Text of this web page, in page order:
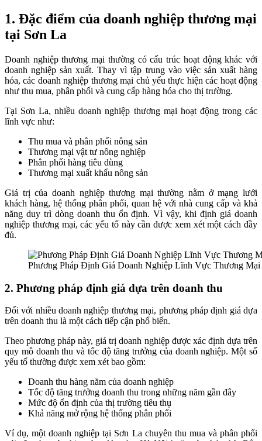
1. Đặc điểm của doanh nghiệp thương mại
tại Sơn La
Doanh nghiệp thương mại thường có cấu trúc hoạt động khác với
doanh nghiệp sản xuất. Thay vì tập trung vào việc sản xuất hàng
hóa, các doanh nghiệp thương mại chủ yếu thực hiện các hoạt động
như thu mua, phân phối và cung cấp hàng hóa cho thị trường.
Tại Sơn La, nhiều doanh nghiệp thương mại hoạt động trong các
lĩnh vực như:
Thu mua và phân phối nông sản
Thương mại vật tư nông nghiệp
Phân phối hàng tiêu dùng
Thương mại xuất khẩu nông sản
Giá trị của doanh nghiệp thương mại thường nằm ở mạng lưới
khách hàng, hệ thống phân phối, quan hệ với nhà cung cấp và khả
năng duy trì dòng doanh thu ổn định. Vì vậy, khi định giá doanh
nghiệp thương mại, các yếu tố này cần được xem xét một cách đầy
đủ.
Phương Pháp Định Giá Doanh Nghiệp Lĩnh Vực Thương Mại
2. Phương pháp định giá dựa trên doanh thu
Đối với nhiều doanh nghiệp thương mại, phương pháp định giá dựa
trên doanh thu là một cách tiếp cận phổ biến.
Theo phương pháp này, giá trị doanh nghiệp được xác định dựa trên
quy mô doanh thu và tốc độ tăng trưởng của doanh nghiệp. Một số
yếu tố thường được xem xét bao gồm:
Doanh thu hàng năm của doanh nghiệp
Tốc độ tăng trưởng doanh thu trong những năm gần đây
Mức độ ổn định của thị trường tiêu thụ
Khả năng mở rộng hệ thống phân phối
Ví dụ, một doanh nghiệp tại Sơn La chuyên thu mua và phân phối